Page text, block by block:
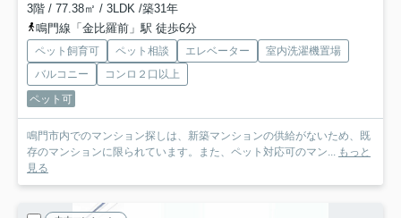
3階 / 77.38㎡ / 3LDK /築31年
鳴門線「金比羅前」駅 徒歩6分
ペット飼育可 ペット相談 エレベーター
室内洗濯機置場
バルコニー
コンロ２口以上
ペット可
鳴門市内でのマンション探しは、新築マンションの供給がないため、既
存のマンションに限られています。また、ペット対応可のマン... もっと
見る